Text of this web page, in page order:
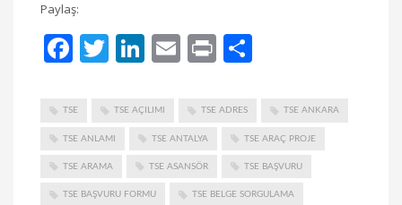
Paylaş:
Facebook
Twitter
LinkedIn
Email
Print
TSE TSE AÇILIMI TSE ADRES TSE ANKARA
TSE ANLAMI TSE ANTALYA TSE ARAÇ PROJE
TSE ARAMA TSE ASANSÖR TSE BAŞVURU
TSE BAŞVURU FORMU TSE BELGE SORGULAMA